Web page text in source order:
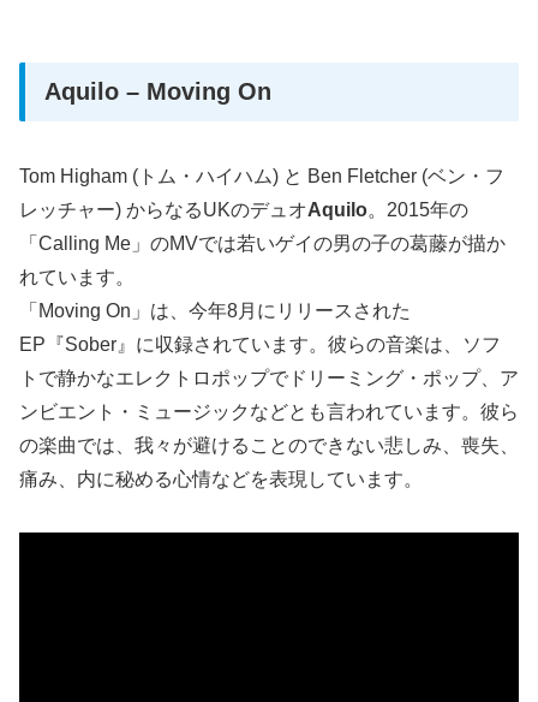
Aquilo – Moving On
Tom Higham (トム・ハイハム) と Ben Fletcher (ベン・フ
レッチャー) からなるUKのデュオAquilo。2015年の
「Calling Me」のMVでは若いゲイの男の子の葛藤が描か
れています。
「Moving On」は、今年8月にリリースされた
EP『Sober』に収録されています。彼らの音楽は、ソフ
トで静かなエレクトロポップでドリーミング・ポップ、ア
ンビエント・ミュージックなどとも言われています。彼ら
の楽曲では、我々が避けることのできない悲しみ、喪失、
痛み、内に秘める心情などを表現しています。